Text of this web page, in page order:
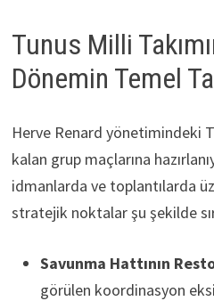
Tunus Milli
Dönemin Temel
Herve Renard yönetimindeki
kalan grup maçlarına
idmanlarda ve toplantılarda
stratejik noktalar şu şekilde
Savunma Hattının
görülen koordinasyon